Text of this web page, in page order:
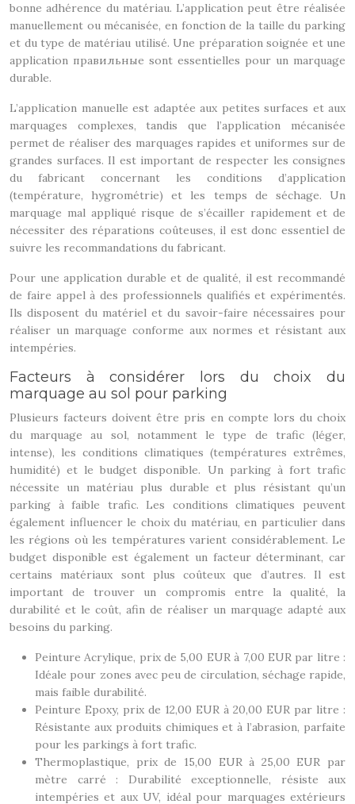
bonne adhérence du matériau. L’application peut être réalisée
manuellement ou mécanisée, en fonction de la taille du parking
et du type de matériau utilisé. Une préparation soignée et une
application правильные sont essentielles pour un marquage
durable.
L’application manuelle est adaptée aux petites surfaces et aux
marquages complexes, tandis que l’application mécanisée
permet de réaliser des marquages rapides et uniformes sur de
grandes surfaces. Il est important de respecter les consignes
du fabricant concernant les conditions d’application
(température, hygrométrie) et les temps de séchage. Un
marquage mal appliqué risque de s’écailler rapidement et de
nécessiter des réparations coûteuses, il est donc essentiel de
suivre les recommandations du fabricant.
Pour une application durable et de qualité, il est recommandé
de faire appel à des professionnels qualifiés et expérimentés.
Ils disposent du matériel et du savoir-faire nécessaires pour
réaliser un marquage conforme aux normes et résistant aux
intempéries.
Facteurs à considérer lors du choix du
marquage au sol pour parking
Plusieurs facteurs doivent être pris en compte lors du choix
du marquage au sol, notamment le type de trafic (léger,
intense), les conditions climatiques (températures extrêmes,
humidité) et le budget disponible. Un parking à fort trafic
nécessite un matériau plus durable et plus résistant qu’un
parking à faible trafic. Les conditions climatiques peuvent
également influencer le choix du matériau, en particulier dans
les régions où les températures varient considérablement. Le
budget disponible est également un facteur déterminant, car
certains matériaux sont plus coûteux que d’autres. Il est
important de trouver un compromis entre la qualité, la
durabilité et le coût, afin de réaliser un marquage adapté aux
besoins du parking.
Peinture Acrylique, prix de 5,00 EUR à 7,00 EUR par litre :
Idéale pour zones avec peu de circulation, séchage rapide,
mais faible durabilité.
Peinture Epoxy, prix de 12,00 EUR à 20,00 EUR par litre :
Résistante aux produits chimiques et à l’abrasion, parfaite
pour les parkings à fort trafic.
Thermoplastique, prix de 15,00 EUR à 25,00 EUR par
mètre carré : Durabilité exceptionnelle, résiste aux
intempéries et aux UV, idéal pour marquages extérieurs